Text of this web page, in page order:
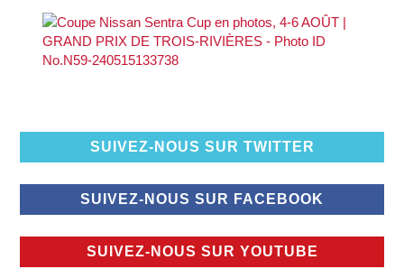
SUIVEZ-NOUS SUR TWITTER
SUIVEZ-NOUS SUR FACEBOOK
SUIVEZ-NOUS SUR YOUTUBE